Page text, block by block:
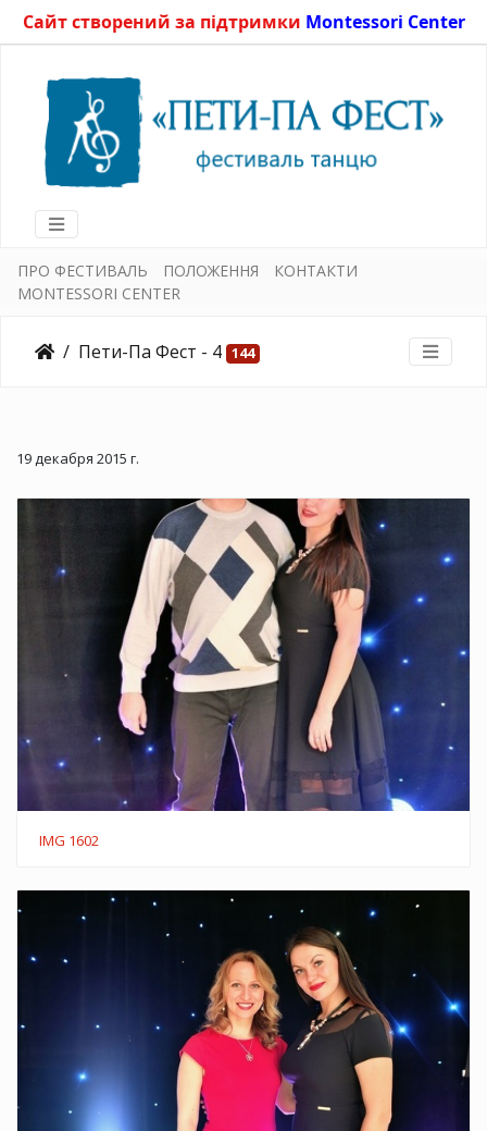
Сайт створений за підтримки Montessori Center
ПРО ФЕСТИВАЛЬ ПОЛОЖЕННЯ
КОНТАКТИ
MONTESSORI CENTER
Пети-Па Фест - 4 144
19 декабря 2015 г.
IMG 1602